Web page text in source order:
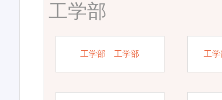
工学部
工学部 工学部 工